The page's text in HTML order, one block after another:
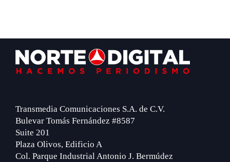
Footer
Transmedia Comunicaciones S.A. de C.V.
Bulevar Tomás Fernández #8587
Suite 201
Plaza Olivos, Edificio A
Col. Parque Industrial Antonio J. Bermúdez